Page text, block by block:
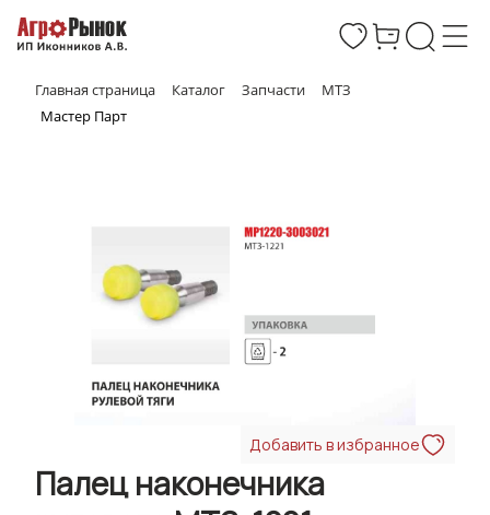
Главная страница Каталог Запчасти
МТЗ
Мастер Парт
Добавить в избранное
Палец наконечника